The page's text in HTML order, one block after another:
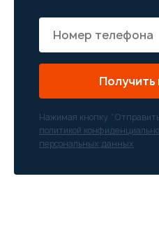
Нажимая кнопку
политикой
персональных данных